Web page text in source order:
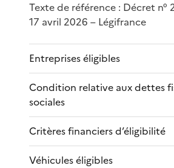
Texte de référence : Décret n°
17 avril 2026 – Légifrance
Entreprises éligibles
Condition relative aux dettes
sociales
Critères financiers d’éligibilité
Véhicules éligibles